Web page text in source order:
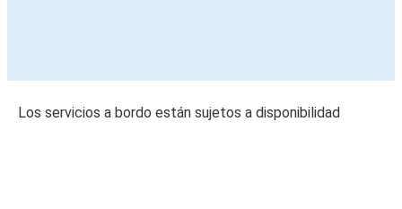
Los servicios a bordo están sujetos a disponibilidad